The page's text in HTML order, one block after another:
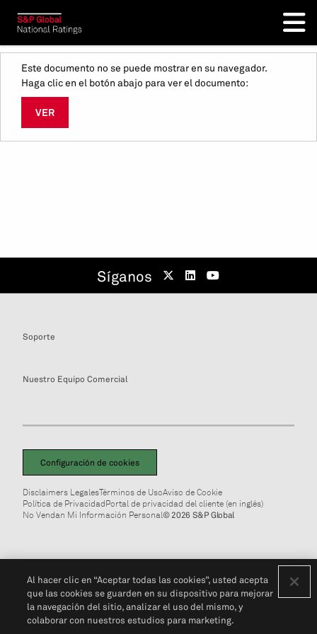
Este documento no se puede mostrar en su navegador.
Haga clic en el botón abajo para ver el documento:
VER
Síganos
Soporte
Nuestro Equipo Comercial
Configuración de cookies
Disclaimers LegalesTérminos de UsoAviso de Cookie
Política de PrivacidadPortal de privacidad del cliente (en inglés)
No Vendan Mi Información Personal© 2026 S&P Global
Al hacer clic en “Aceptar todas las cookies”, usted acepta
que las cookies se guarden en su dispositivo para mejorar
la navegación del sitio, analizar el uso del mismo, y
colaborar con nuestros estudios para marketing.